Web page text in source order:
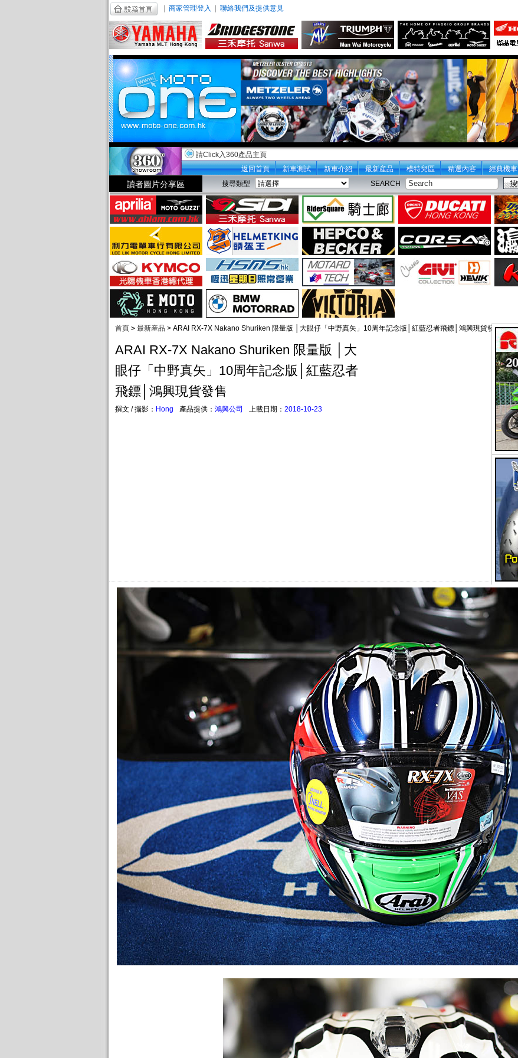
商家管理登入 聯絡我們及提供意見
請Click入360產品主頁
返回首頁
新車測試 新車介紹 最新産品 模特兒區 精選內容 經典機車
讀者圖片分享區 搜尋類型 SEARCH
首頁 > 最新産品 > ARAI RX-7X Nakano Shuriken 限量版 │大眼仔「中野真矢」10周年記念版│紅藍忍者飛鏢│鴻興現貨發售
ARAI RX-7X Nakano Shuriken 限量版 │大
眼仔「中野真矢」10周年記念版│紅藍忍者
飛鏢│鴻興現貨發售
撰文 / 攝影： Hong 產品提供： 鴻興公司 上載日期： 2018-10-23